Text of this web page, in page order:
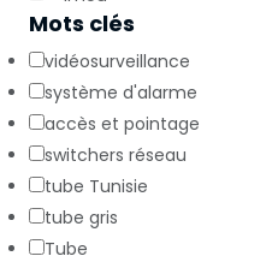
Mots clés
vidéosurveillance
système d'alarme
accès et pointage
switchers réseau
tube Tunisie
tube gris
Tube